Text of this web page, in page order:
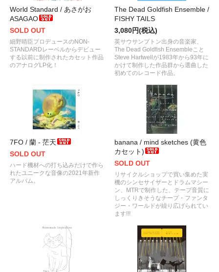
World Standard / あさがお
ASAGAO
SOLD OUT
細野晴臣プロデュースのNON-
STANDARDレーベルからデビュー
する以前に制作されたカセット作品
のアナログLP化！
The Dead Goldfish Ensemble /
FISHY TAILS
3,080円(税込)
英サウサンプトン出身の音楽家、
The Dead Goldfish Ensembleこと
Steve Hartwellが1983年から93年に
かけて制作した作品群から選曲した
初めてのレコード作品。
7FO / 蘭 - 茫天
SOLD OUT
ハード機材への打ち込みだけで作ら
れたユニークな音像の2021年新作
アルバム。
banana / mind sketches (黄色
カセット)
SOLD OUT
リサイクルショップで買い集めた実
機のシンセサイザーとドラムマシー
ン、MTRで制作した、テープ音質に
しっくりきそうなチープ・ファンタ
ジー・ワールドが繰り広げられてい
ます!!!